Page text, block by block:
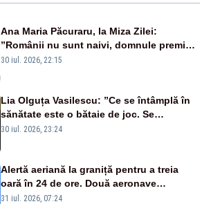
Ana Maria Păcuraru, la Miza Zilei:
”Românii nu sunt naivi, domnule premier
Bolojan”
30 iul. 2026, 22:15
Lia Olguța Vasilescu: ”Ce se întâmplă în
sănătate este o bătaie de joc. Se
guvernează extraordinar de prost”
30 iul. 2026, 23:24
Alertă aeriană la graniță pentru a treia
oară în 24 de ore. Două aeronave
Eurofighter britanice au fost ridicate de la
31 iul. 2026, 07:24